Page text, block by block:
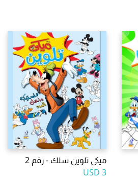
ميكى تلوين سلك - رقم 2
3 USD